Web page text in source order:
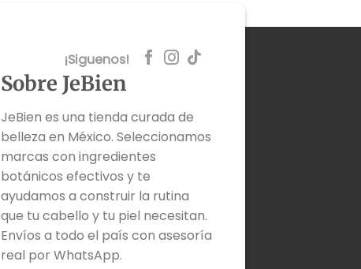
¡Siguenos!
Sobre JeBien
JeBien es una tienda curada de
belleza en México. Seleccionamos
marcas con ingredientes
botánicos efectivos y te
ayudamos a construir la rutina
que tu cabello y tu piel necesitan.
Envíos a todo el país con asesoría
real por WhatsApp.